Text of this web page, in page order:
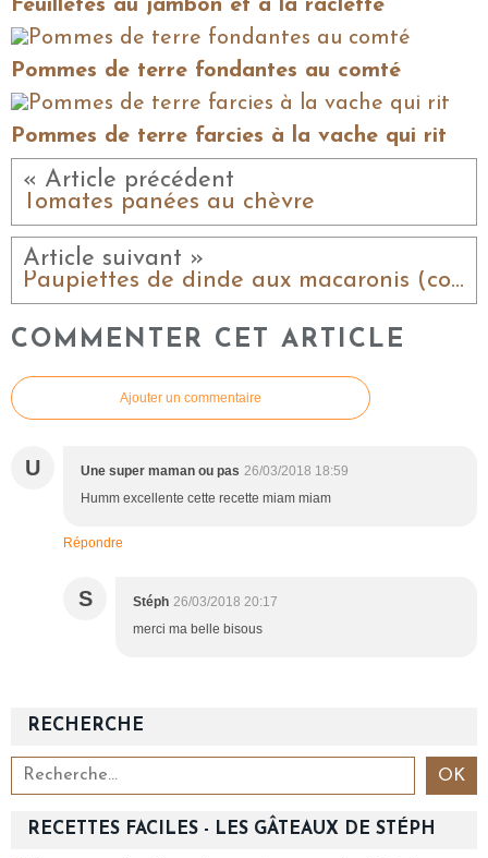
Feuilletés au jambon et à la raclette
Pommes de terre fondantes au comté
Pommes de terre farcies à la vache qui rit
« Article précédent
Tomates panées au chèvre
Article suivant »
Paupiettes de dinde aux macaronis (cookéo)
COMMENTER CET ARTICLE
Ajouter un commentaire
U Une super maman ou pas 26/03/2018 18:59
Humm excellente cette recette miam miam
Répondre
S Stéph 26/03/2018 20:17
merci ma belle bisous
RECHERCHE
RECETTES FACILES - LES GÂTEAUX DE STÉPH